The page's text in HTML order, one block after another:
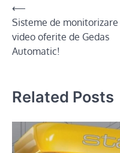
Post
navigation
⟵
Sisteme de monitorizare
video oferite de Gedas
Automatic!
Related Posts